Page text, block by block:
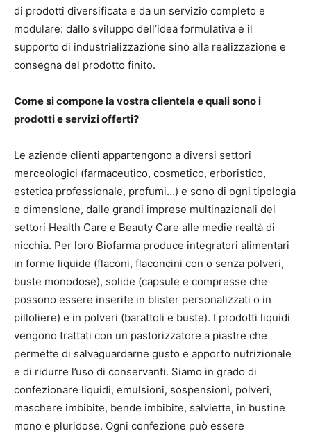
di prodotti diversificata e da un servizio completo e
modulare: dallo sviluppo dell’idea formulativa e il
supporto di industrializzazione sino alla realizzazione e
consegna del prodotto finito.
Come si compone la vostra clientela e quali sono i
prodotti e servizi offerti?
Le aziende clienti appartengono a diversi settori
merceologici (farmaceutico, cosmetico, erboristico,
estetica professionale, profumi…) e sono di ogni tipologia
e dimensione, dalle grandi imprese multinazionali dei
settori Health Care e Beauty Care alle medie realtà di
nicchia. Per loro Biofarma produce integratori alimentari
in forme liquide (flaconi, flaconcini con o senza polveri,
buste monodose), solide (capsule e compresse che
possono essere inserite in blister personalizzati o in
pilloliere) e in polveri (barattoli e buste). I prodotti liquidi
vengono trattati con un pastorizzatore a piastre che
permette di salvaguardarne gusto e apporto nutrizionale
e di ridurre l’uso di conservanti. Siamo in grado di
confezionare liquidi, emulsioni, sospensioni, polveri,
maschere imbibite, bende imbibite, salviette, in bustine
mono e pluridose. Ogni confezione può essere